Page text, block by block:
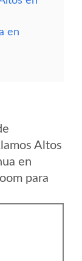
en
Altos
en
para